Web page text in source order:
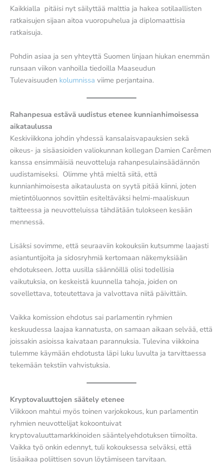
Kaikkialla pitäisi nyt säilyttää malttia ja hakea sotilaallisten
ratkaisujen sijaan aitoa vuoropuhelua ja diplomaattisia
ratkaisuja.
Pohdin asiaa ja sen yhteyttä Suomen linjaan hiukan enemmän
runsaan viikon vanhoilla tiedoilla Maaseudun
Tulevaisuuden kolumnissa viime perjantaina.
Rahanpesua estävä uudistus etenee kunnianhimoisessa
aikataulussa
Keskiviikkona johdin yhdessä kansalaisvapauksien sekä
oikeus- ja sisäasioiden valiokunnan kollegan Damien Carêmen
kanssa ensimmäisiä neuvotteluja rahanpesulainsäädännön
uudistamiseksi. Olimme yhtä mieltä siitä, että
kunnianhimoisesta aikataulusta on syytä pitää kiinni, joten
mietintöluonnos sovittiin esiteltäväksi helmi-maaliskuun
taitteessa ja neuvotteluissa tähdätään tulokseen kesään
mennessä.
Lisäksi sovimme, että seuraaviin kokouksiin kutsumme laajasti
asiantuntijoita ja sidosryhmiä kertomaan näkemyksiään
ehdotukseen. Jotta uusilla säännöillä olisi todellisia
vaikutuksia, on keskeistä kuunnella tahoja, joiden on
sovellettava, toteutettava ja valvottava niitä päivittäin.
Vaikka komission ehdotus sai parlamentin ryhmien
keskuudessa laajaa kannatusta, on samaan aikaan selvää, että
joissakin asioissa kaivataan parannuksia. Tulevina viikkoina
tulemme käymään ehdotusta läpi luku luvulta ja tarvittaessa
tekemään tekstiin vahvistuksia.
Kryptovaluuttojen säätely etenee
Viikkoon mahtui myös toinen varjokokous, kun parlamentin
ryhmien neuvottelijat kokoontuivat
kryptovaluuttamarkkinoiden sääntelyehdotuksen tiimoilta.
Vaikka työ onkin edennyt, tuli kokouksessa selväksi, että
lisäaikaa poliittisen sovun löytämiseen tarvitaan.